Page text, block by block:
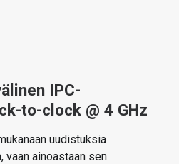
IPC-
to-clock @ 4 GHz
uudistuksia
ainoastaan sen